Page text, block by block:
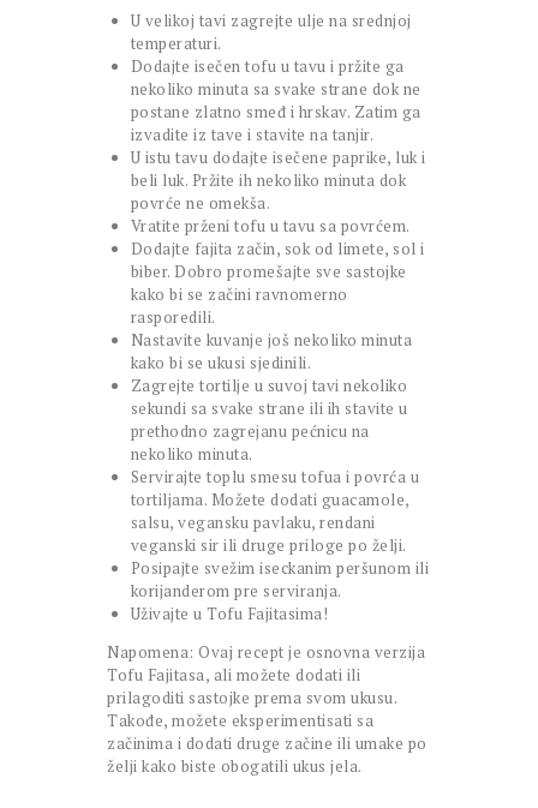
U velikoj tavi zagrejte ulje na srednjoj
temperaturi.
Dodajte isečen tofu u tavu i pržite ga
nekoliko minuta sa svake strane dok ne
postane zlatno smeđ i hrskav. Zatim ga
izvadite iz tave i stavite na tanjir.
U istu tavu dodajte isečene paprike, luk i
beli luk. Pržite ih nekoliko minuta dok
povrće ne omekša.
Vratite prženi tofu u tavu sa povrćem.
Dodajte fajita začin, sok od limete, sol i
biber. Dobro promešajte sve sastojke
kako bi se začini ravnomerno
rasporedili.
Nastavite kuvanje još nekoliko minuta
kako bi se ukusi sjedinili.
Zagrejte tortilje u suvoj tavi nekoliko
sekundi sa svake strane ili ih stavite u
prethodno zagrejanu pećnicu na
nekoliko minuta.
Servirajte toplu smesu tofua i povrća u
tortiljama. Možete dodati guacamole,
salsu, vegansku pavlaku, rendani
veganski sir ili druge priloge po želji.
Posipajte svežim iseckanim peršunom ili
korijanderom pre serviranja.
Uživajte u Tofu Fajitasima!
Napomena: Ovaj recept je osnovna verzija
Tofu Fajitasa, ali možete dodati ili
prilagoditi sastojke prema svom ukusu.
Takođe, možete eksperimentisati sa
začinima i dodati druge začine ili umake po
želji kako biste obogatili ukus jela.